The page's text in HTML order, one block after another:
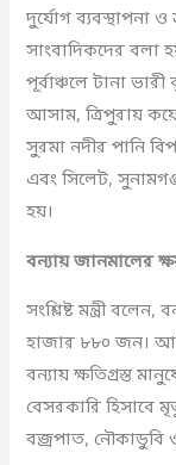
দুর্যোগ ব্যবস্থাপনা ও
সাংবাদিকদের বলা
পূর্বাঞ্চলে টানা
আসাম, ত্রিপুরায়
সুরমা নদীর পানি
এবং সিলেট,
হয়।
বন্যায় জানমালের
সংশ্লিষ্ট মন্ত্রী
হাজার ৮৮০ জন।
বন্যায় ক্ষতিগ্রস্ত
বেসরকারি হিসাবে
বজ্রপাত, নৌকাডুবি